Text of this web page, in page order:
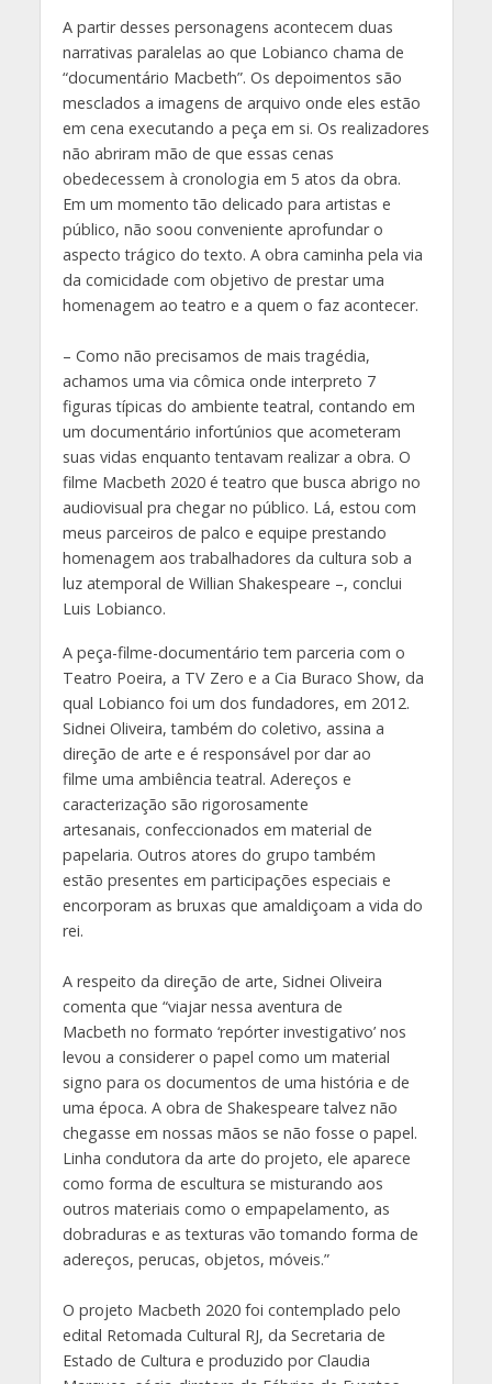
A partir desses personagens acontecem duas
narrativas paralelas ao que Lobianco chama de
“documentário Macbeth”. Os depoimentos são
mesclados a imagens de arquivo onde eles estão
em cena executando a peça em si. Os realizadores
não abriram mão de que essas cenas
obedecessem à cronologia em 5 atos da obra.
Em um momento tão delicado para artistas e
público, não soou conveniente aprofundar o
aspecto trágico do texto. A obra caminha pela via
da comicidade com objetivo de prestar uma
homenagem ao teatro e a quem o faz acontecer.
– Como não precisamos de mais tragédia,
achamos uma via cômica onde interpreto 7
figuras típicas do ambiente teatral, contando em
um documentário infortúnios que acometeram
suas vidas enquanto tentavam realizar a obra. O
filme Macbeth 2020 é teatro que busca abrigo no
audiovisual pra chegar no público. Lá, estou com
meus parceiros de palco e equipe prestando
homenagem aos trabalhadores da cultura sob a
luz atemporal de Willian Shakespeare –, conclui
Luis Lobianco.
A peça-filme-documentário tem parceria com o
Teatro Poeira, a TV Zero e a Cia Buraco Show, da
qual Lobianco foi um dos fundadores, em 2012.
Sidnei Oliveira, também do coletivo, assina a
direção de arte e é responsável por dar ao
filme uma ambiência teatral. Adereços e
caracterização são rigorosamente
artesanais, confeccionados em material de
papelaria. Outros atores do grupo também
estão presentes em participações especiais e
encorporam as bruxas que amaldiçoam a vida do
rei.
A respeito da direção de arte, Sidnei Oliveira
comenta que “viajar nessa aventura de
Macbeth no formato ‘repórter investigativo’ nos
levou a considerer o papel como um material
signo para os documentos de uma história e de
uma época. A obra de Shakespeare talvez não
chegasse em nossas mãos se não fosse o papel.
Linha condutora da arte do projeto, ele aparece
como forma de escultura se misturando aos
outros materiais como o empapelamento, as
dobraduras e as texturas vão tomando forma de
adereços, perucas, objetos, móveis.”
O projeto Macbeth 2020 foi contemplado pelo
edital Retomada Cultural RJ, da Secretaria de
Estado de Cultura e produzido por Claudia